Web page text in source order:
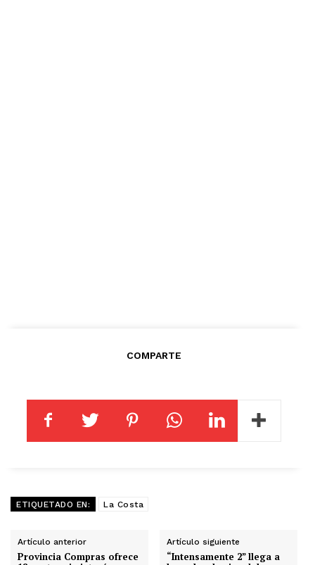
COMPARTE
ETIQUETADO EN: La Costa
Artículo anterior
Provincia Compras ofrece
Artículo siguiente
“Intensamente 2” llega a